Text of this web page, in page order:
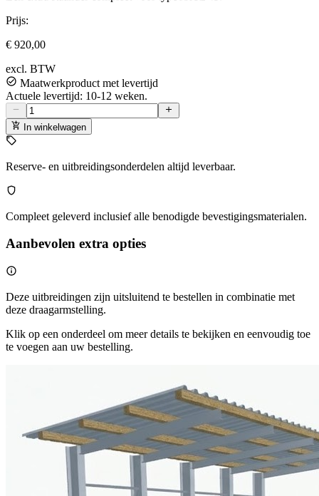
Prijs:
€ 920,00
excl. BTW
Maatwerkproduct met levertijd
Actuele levertijd: 10-12 weken.
In winkelwagen
Reserve- en uitbreidingsonderdelen altijd leverbaar.
Compleet geleverd inclusief alle benodigde bevestigingsmaterialen.
Aanbevolen extra opties
Deze uitbreidingen zijn uitsluitend te bestellen in combinatie met
deze draagarmstelling.
Klik op een onderdeel om meer details te bekijken en eenvoudig toe
te voegen aan uw bestelling.